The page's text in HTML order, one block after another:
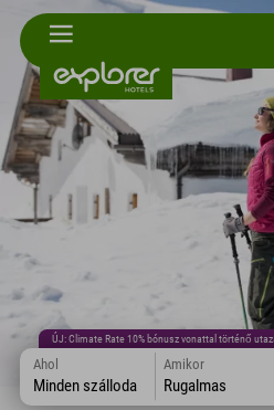
ÚJ: Climate Rate 10% bónusz vonattal történő
Ahol
Minden szálloda
Amikor
Rugalmas